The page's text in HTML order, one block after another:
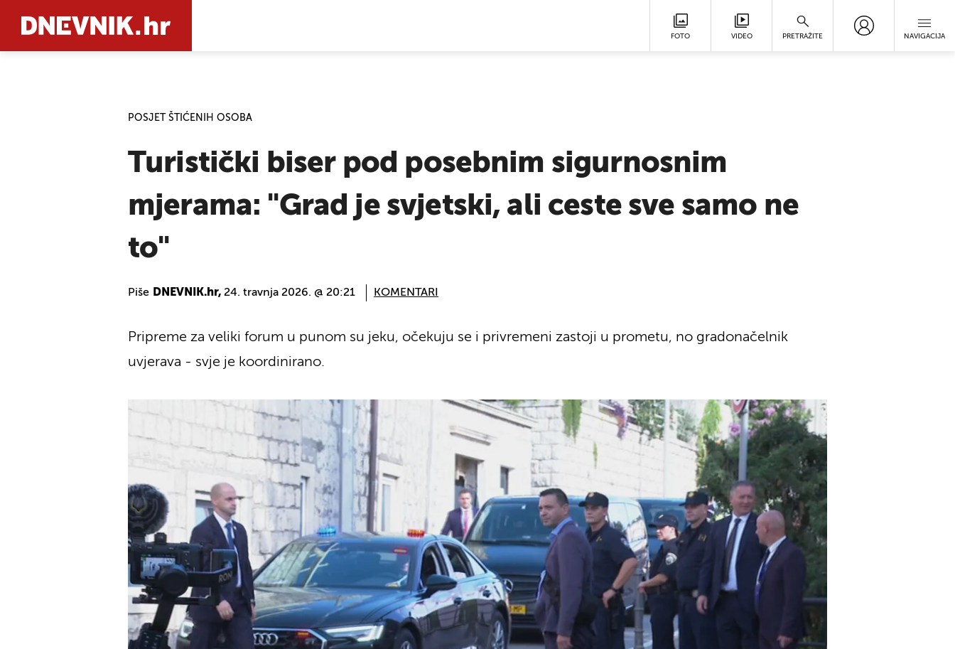
FOTO VIDEO PRETRAŽITE NAVIGACIJA
POSJET ŠTIĆENIH OSOBA
Turistički biser pod posebnim sigurnosnim
mjerama: "Grad je svjetski, ali ceste sve samo ne
to"
Piše DNEVNIK.hr, 24. travnja 2026. @ 20:21 KOMENTARI
Pripreme za veliki forum u punom su jeku, očekuju se i privremeni zastoji u prometu, no gradonačelnik
uvjerava - svje je koordinirano.